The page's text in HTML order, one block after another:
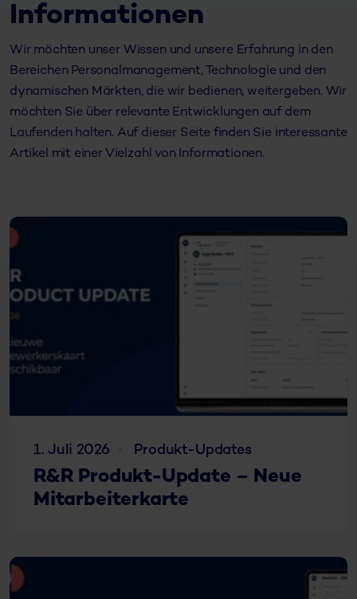
Informationen
Wir möchten unser Wissen und unsere Erfahrung in den
Bereichen Personalmanagement, Technologie und den
dynamischen Märkten, die wir bedienen, weitergeben. Wir
möchten Sie über relevante Entwicklungen auf dem
Laufenden halten. Auf dieser Seite finden Sie interessante
Artikel mit einer Vielzahl von Informationen.
1. Juli 2026 Produkt-Updates
R&R Produkt-Update – Neue
Mitarbeiterkarte